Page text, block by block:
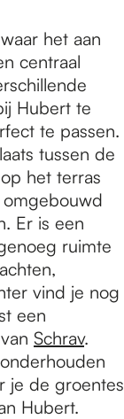
het aan
centraal
Hubert te
te passen.
tussen de
het terras
Er is een
ruimte
vind je nog
een
Schrav.
je de groentes
Hubert.